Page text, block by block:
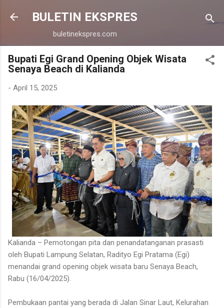
Langsung ke konten utama
BULETIN EKSPRES
buletinekspres.com
Bupati Egi Grand Opening Objek Wisata
Senaya Beach di Kalianda
- April 15, 2025
Kalianda – Pemotongan pita dan penandatanganan prasasti
oleh Bupati Lampung Selatan, Radityo Egi Pratama (Egi)
menandai grand opening objek wisata baru Senaya Beach,
Rabu (16/04/2025).
Pembukaan pantai yang berada di Jalan Sinar Laut, Kelurahan